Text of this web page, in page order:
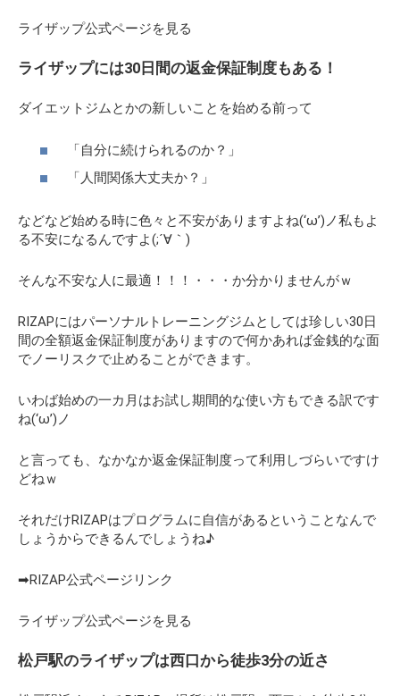
ライザップ公式ページを見る
ライザップには30日間の返金保証制度もある！
ダイエットジムとかの新しいことを始める前って
「自分に続けられるのか？」
「人間関係大丈夫か？」
などなど始める時に色々と不安がありますよね(‘ω’)ノ私もよ
る不安になるんですよ(;´∀｀)
そんな不安な人に最適！！！・・・か分かりませんがｗ
RIZAPにはパーソナルトレーニングジムとしては珍しい30日
間の全額返金保証制度がありますので何かあれば金銭的な面
でノーリスクで止めることができます。
いわば始めの一カ月はお試し期間的な使い方もできる訳です
ね(‘ω’)ノ
と言っても、なかなか返金保証制度って利用しづらいですけ
どねｗ
それだけRIZAPはプログラムに自信があるということなんで
しょうからできるんでしょうね♪
➡RIZAP公式ページリンク
ライザップ公式ページを見る
松戸駅のライザップは西口から徒歩3分の近さ